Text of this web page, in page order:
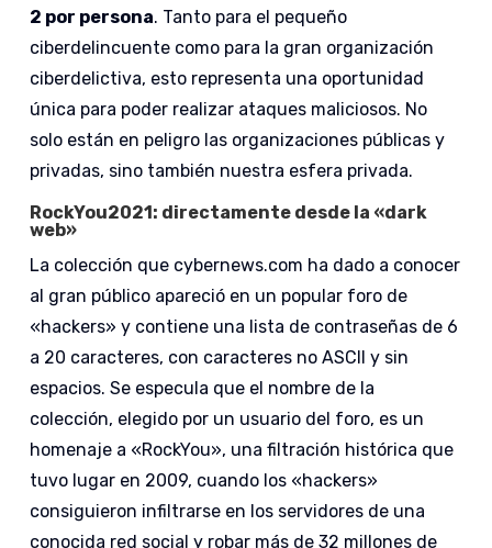
2 por persona. Tanto para el pequeño
ciberdelincuente como para la gran organización
ciberdelictiva, esto representa una oportunidad
única para poder realizar ataques maliciosos. No
solo están en peligro las organizaciones públicas y
privadas, sino también nuestra esfera privada.
RockYou2021: directamente desde la «dark
web»
La colección que cybernews.com ha dado a conocer
al gran público apareció en un popular foro de
«hackers» y contiene una lista de contraseñas de 6
a 20 caracteres, con caracteres no ASCII y sin
espacios. Se especula que el nombre de la
colección, elegido por un usuario del foro, es un
homenaje a «RockYou», una filtración histórica que
tuvo lugar en 2009, cuando los «hackers»
consiguieron infiltrarse en los servidores de una
conocida red social y robar más de 32 millones de